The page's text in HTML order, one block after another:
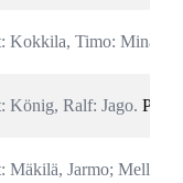
Kokkila, Timo: Minä
König, Ralf: Jago. PDF
Mäkilä, Jarmo; Melleri,